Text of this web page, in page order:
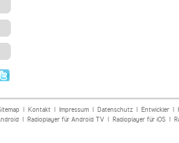
| Kontakt| Impressum| Datenschutz| Entwickler|
| Radioplayer für Android TV| Radioplayer für iOS|